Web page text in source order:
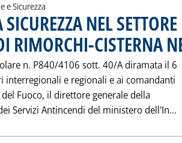
e Sicurezza
NEL
RIMORCHI-CISTERNA
n. P840/4106 sott. 40/A diramata il 6
interregionali e regionali e ai comandanti
Fuoco, il direttore generale della
Servizi Antincendi del ministero dell'In...